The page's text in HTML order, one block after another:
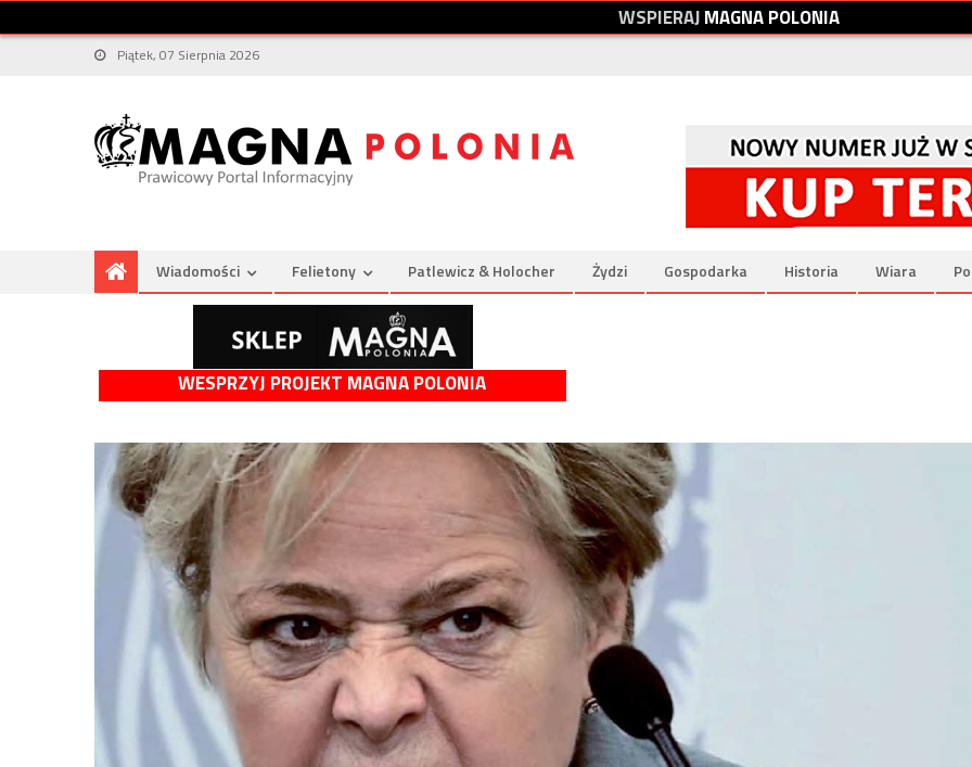
WSPIERAJMAGNAPOLONIA
Piątek, 07 Sierpnia 2026
Wiadomości Felietony Patlewicz & Holocher Żydzi Gospodarka Historia Wiara
WESPRZYJ PROJEKT MAGNA POLONIA